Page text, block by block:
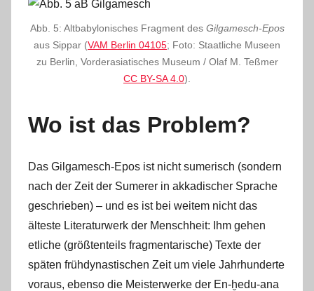
Abb. 5: Altbabylonisches Fragment des Gilgamesch-Epos
aus Sippar (VAM Berlin 04105; Foto: Staatliche Museen
zu Berlin, Vorderasiatisches Museum / Olaf M. Teßmer
CC BY-SA 4.0).
Wo ist das Problem?
Das Gilgamesch-Epos ist nicht sumerisch (sondern
nach der Zeit der Sumerer in akkadischer Sprache
geschrieben) ‒ und es ist bei weitem nicht das
älteste Literaturwerk der Menschheit: Ihm gehen
etliche (größtenteils fragmentarische) Texte der
späten frühdynastischen Zeit um viele Jahrhunderte
voraus, ebenso die Meisterwerke der En-ḫedu-ana